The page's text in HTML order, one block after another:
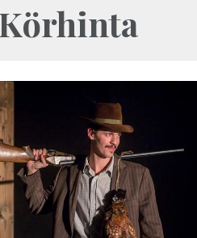
Körhinta